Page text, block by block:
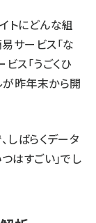
トにどんな組
サービス「な
ス「うごくひ
が昨年末から開
しばらくデータ
はすごい」でし